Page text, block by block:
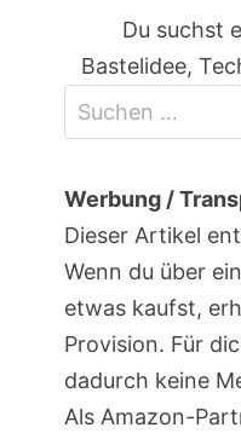
Du suchst
Bastelidee,
Werbung /
Dieser Artikel
Wenn du über
etwas kaufst,
Provision. Für
dadurch keine
Als Amazon-